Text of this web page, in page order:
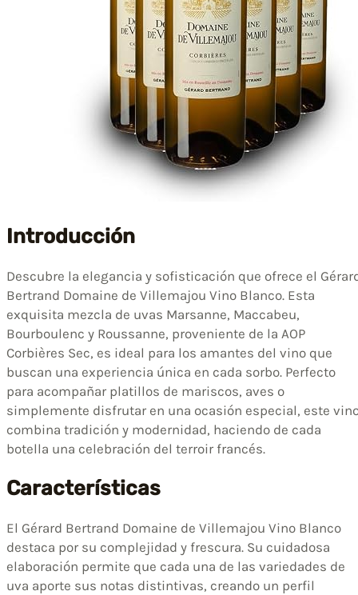
Introducción
Descubre la elegancia y sofisticación que ofrece el
Bertrand Domaine de Villemajou Vino Blanco. Esta
exquisita mezcla de uvas Marsanne, Maccabeu,
Bourboulenc y Roussanne, proveniente de la AOP
Corbières Sec, es ideal para los amantes del vino que
buscan una experiencia única en cada sorbo. Perfecto
para acompañar platillos de mariscos, aves o
simplemente disfrutar en una ocasión especial, este
combina tradición y modernidad, haciendo de cada
botella una celebración del terroir francés.
Características
El Gérard Bertrand Domaine de Villemajou Vino Blanco
destaca por su complejidad y frescura. Su cuidadosa
elaboración permite que cada una de las variedades de
uva aporte sus notas distintivas, creando un perfil